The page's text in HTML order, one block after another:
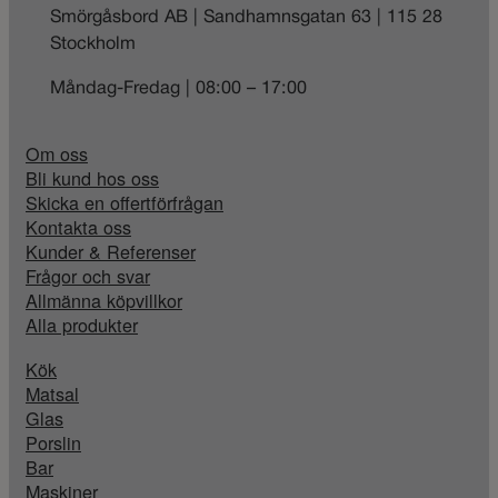
Smörgåsbord AB | Sandhamnsgatan 63 | 115 28
Stockholm
Måndag-Fredag | 08:00 – 17:00
Om oss
Bli kund hos oss
Skicka en offertförfrågan
Kontakta oss
Kunder & Referenser
Frågor och svar
Allmänna köpvillkor
Alla produkter
Kök
Matsal
Glas
Porslin
Bar
Maskiner